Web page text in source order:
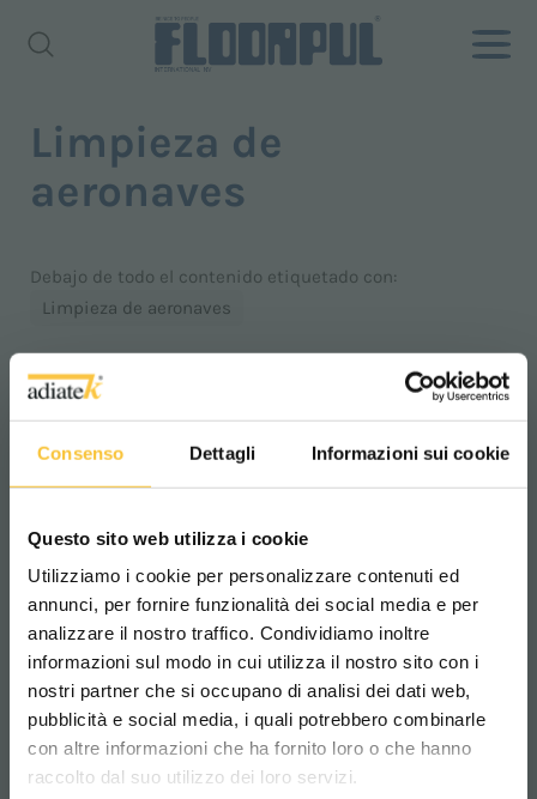
Consenso Dettagli Informazioni sui cookie
Questo sito web utilizza i cookie
Utilizziamo i cookie per personalizzare contenuti ed
annunci, per fornire funzionalità dei social media e per
analizzare il nostro traffico. Condividiamo inoltre
informazioni sul modo in cui utilizza il nostro sito con i
nostri partner che si occupano di analisi dei dati web,
pubblicità e social media, i quali potrebbero combinarle
con altre informazioni che ha fornito loro o che hanno
raccolto dal suo utilizzo dei loro servizi.
Limpieza de
aeronaves
Debajo de todo el contenido etiquetado con:
Limpieza de aeronaves
CATALOG, PRODUCTOS: LIMPIEZA DE
Scegli il paese in cui ti trovi e la tua
lingua per una migliore esperienza di
navigazione